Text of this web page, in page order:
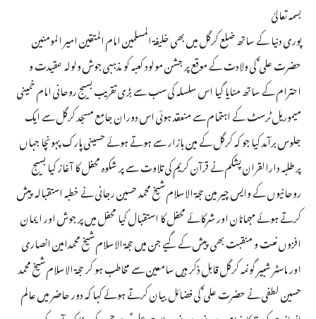
بسمہ تعالیٰ
پوری دنیا کے ساتھ ضلع کرگل میں بھی خلیفۃ المسلمین امام المتقین امیر المومنین
حضرت علی ؑ کی ولادت کے موقع پر جشن مولود کعبہ کو مذہبی جوش ولولہ عقیدت و
احترام کے ساتھ منایا گیا اس سلسلہ کی سب سے بڑی تقریب بسیج روحانی امام خمینی
میموریل ٹرسٹ کے اہتمام سے منعقد ہوئی اس دوران جامع مسجد کرگل سے ایک
جلوس برآمد کیا جو کہ کرگل کے مین بازار سے ہوتے ہوئے حسینی پارک پہونچا جہاں
پر طلبہ دارالقران پشکم نے قرآن کریم کی تلاوت سے پر شکوہ محفل کا آغاز کیا بسیج
روحانیوں کے وایس چیر مین حجۃ الاسلام شیخ محمد حسین رجانی نے خطبہ استقبالہ پیش
کرتے ہوئے مہمانان اور شرکائے محفل کا استقبال کیا محفل میں پر جوش اور ایمان
افزوں نعت و منقبت بھی پیش کے گیے جن میں حجۃ الاسلام شیخ محمدامین انصاری
اور ماسٹر شبیر گونمہ کرگل قابل ذکر ہیں سامعین سے مخاطب ہو کر حجۃ الاسلام شیخ محمد
حسین لطفی نے حضرت علی ؑ کی فضائل بیان کرتے ہوئے کہا کہ دور حاضر میں عالم